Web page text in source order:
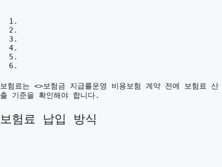
보험료는 <>보험금 지급률운영 비용보험 계약 전에 보험료 산
출 기준을 확인해야 합니다.
보험료 납입 방식